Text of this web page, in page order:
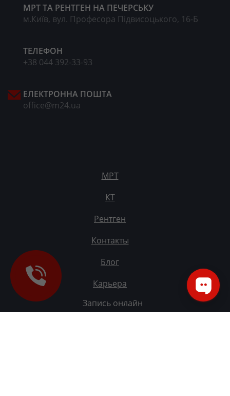
МРТ ТА РЕНТГЕН НА ПЕЧЕРСЬКУ
м.Київ, вул. Професора Підвисоцького, 16-Б
ТЕЛЕФОН
+38 044 392-33-93
ЕЛЕКТРОННА ПОШТА
office@m24.ua
МРТ
КТ
Рентген
Контакты
Блог
Карьера
Запись онлайн